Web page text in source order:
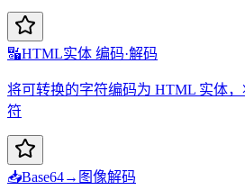
🔣HTML实体 编码·解码
将可转换的字符编码为 HTML 实体
符
📥Base64→图像解码